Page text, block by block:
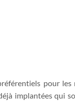
pour les
implantées qui